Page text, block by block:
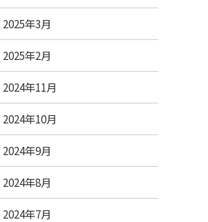
2025年3月
2025年2月
2024年11月
2024年10月
2024年9月
2024年8月
2024年7月